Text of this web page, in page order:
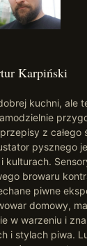
Karpiński
kuchni, ale
z całego
pysznego
kulturach.
browaru
piwne
domowy,
w warzeniu i
i stylach piwa.